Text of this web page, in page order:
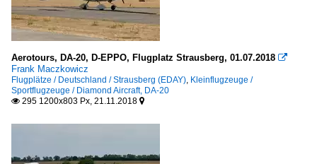
Aerotours, DA-20, D-EPPO, Flugplatz Strausberg, 01.07.2018 
Frank Maczkowicz
Flugplätze / Deutschland / Strausberg (EDAY), Kleinflugzeuge /
Sportflugzeuge / Diamond Aircraft, DA-20
 295 1200x803 Px, 21.11.2018 